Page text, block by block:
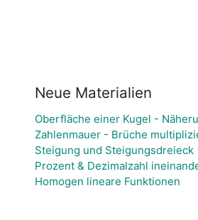
Neue Materialien
Oberfläche einer Kugel -
Zahlenmauer - Brüche
Steigung und Steigungsdreieck
Prozent & Dezimalzahl
Homogen lineare Funktionen